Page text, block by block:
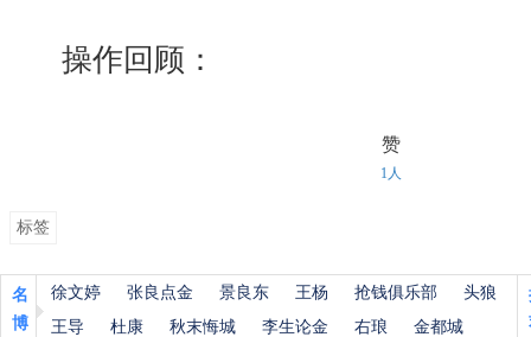
操作回顾：
赞
1人
标签
名
博
徐文婷 张良点金 景良东 王杨 抢钱俱乐部
头狼
王导
杜康 秋末悔城 李生论金 右琅 金都城